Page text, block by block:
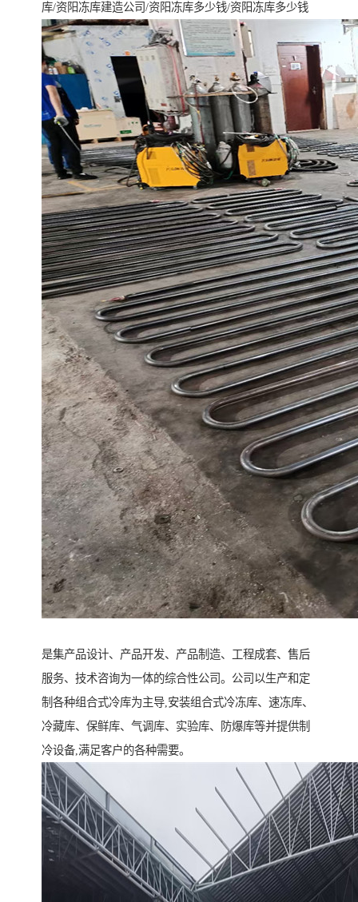
库/资阳冻库建造公司/资阳冻库多少钱/资阳冻库多少钱
是集产品设计、产品开发、产品制造、工程成套、售后
服务、技术咨询为一体的综合性公司。公司以生产和定
制各种组合式冷库为主导,安装组合式冷冻库、速冻库、
冷藏库、保鲜库、气调库、实验库、防爆库等并提供制
冷设备,满足客户的各种需要。